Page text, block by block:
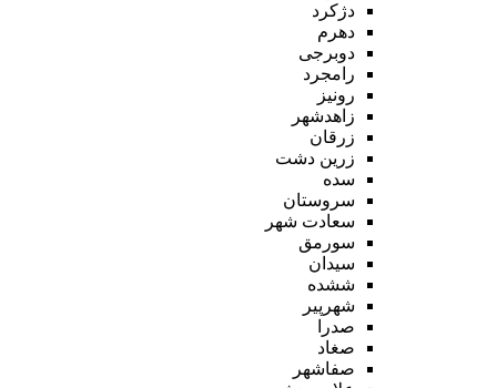
دژکرد
دهرم
دوبرجی
رامجرد
رونیز
زاهدشهر
زرقان
زرین دشت
سده
سروستان
سعادت شهر
سورمق
سیدان
ششده
شهرپیر
صدرا
صغاد
صفاشهر